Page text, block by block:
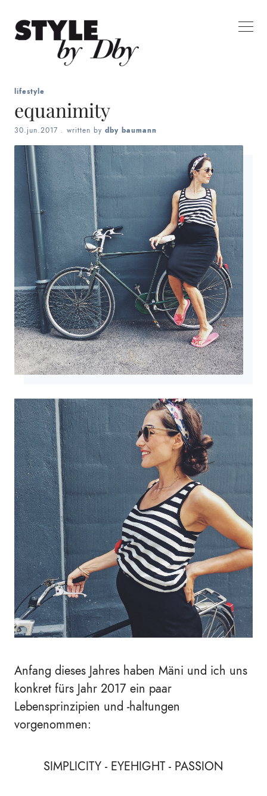
lifestyle
equanimity
30.jun.2017 . written by dby baumann
Anfang dieses Jahres haben Mäni und ich uns
konkret fürs Jahr 2017 ein paar
Lebensprinzipien und -haltungen
vorgenommen:
SIMPLICITY - EYEHIGHT - PASSION